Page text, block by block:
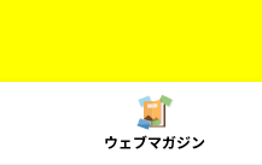
ウェブマガジン